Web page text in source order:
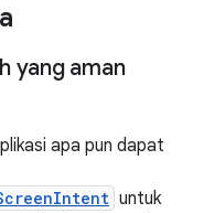
yang aman
apa pun dapat
untuk